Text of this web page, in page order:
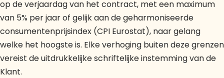
op de verjaardag van het contract, met een maximum
van 5% per jaar of gelijk aan de geharmoniseerde
consumentenprijsindex (CPI Eurostat), naar gelang
welke het hoogste is. Elke verhoging buiten deze grenzen
vereist de uitdrukkelijke schriftelijke instemming van de
Klant.